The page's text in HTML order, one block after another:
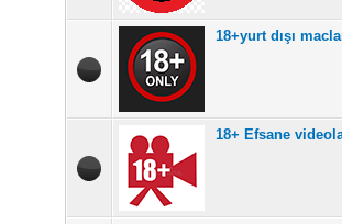
18+yurt dışı
18+ Efsane